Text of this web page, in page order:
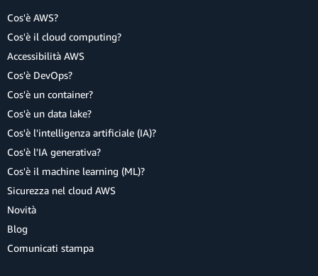
Cos'è AWS?
Cos'è il cloud computing?
Accessibilità AWS
Cos'è DevOps?
Cos'è un container?
Cos'è un data lake?
Cos'è l'intelligenza artificiale (IA)?
Cos'è l'IA generativa?
Cos'è il machine learning (ML)?
Sicurezza nel cloud AWS
Novità
Blog
Comunicati stampa